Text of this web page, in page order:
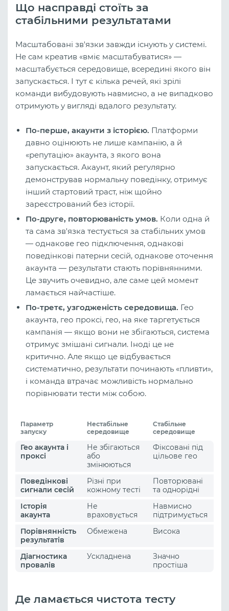
Що насправді стоїть за
стабільними результатами
Масштабовані зв'язки завжди існують у системі.
Не сам креатив «вміє масштабуватися» —
масштабується середовище, всередині якого він
запускається. І тут є кілька речей, які зрілі
команди вибудовують навмисно, а не випадково
отримують у вигляді вдалого результату.
По-перше, акаунти з історією. Платформи
давно оцінюють не лише кампанію, а й
«репутацію» акаунта, з якого вона
запускається. Акаунт, який регулярно
демонстрував нормальну поведінку, отримує
інший стартовий траст, ніж щойно
зареєстрований без історії.
По-друге, повторюваність умов. Коли одна й
та сама зв'язка тестується за стабільних умов
— однакове гео підключення, однакові
поведінкові патерни сесій, однакове оточення
акаунта — результати стають порівнянними.
Це звучить очевидно, але саме цей момент
ламається найчастіше.
По-третє, узгодженість середовища. Гео
акаунта, гео проксі, гео, на яке таргетується
кампанія — якщо вони не збігаються, система
отримує змішані сигнали. Іноді це не
критично. Але якщо це відбувається
систематично, результати починають «пливти»,
і команда втрачає можливість нормально
порівнювати тести між собою.
Параметр
запуску
Нестабільне
середовище
Стабільне
середовище
Гео акаунта і
проксі
Не збігаються
або
змінюються
Фіксовані під
цільове гео
Поведінкові
сигнали сесій
Різні при
кожному тесті
Повторювані
та однорідні
Історія
акаунта
Не
враховується
Навмисно
підтримується
Порівнянність
результатів
Обмежена Висока
Діагностика
провалів
Ускладнена
Значно
простіша
Де ламається чистота тесту